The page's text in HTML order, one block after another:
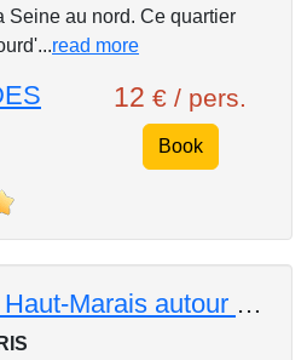
Seine au nord. Ce quartier
read more
12 € / pers.
Book
Le Haut-Marais autour du marché des enfants rouges